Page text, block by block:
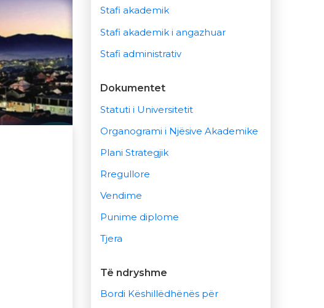
Stafi akademik
Stafi akademik i angazhuar
Stafi administrativ
Dokumentet
Statuti i Universitetit
Organogrami i Njësive Akademike
Plani Strategjik
Rregullore
Vendime
Punime diplome
Tjera
Të ndryshme
Bordi Këshillëdhënës për